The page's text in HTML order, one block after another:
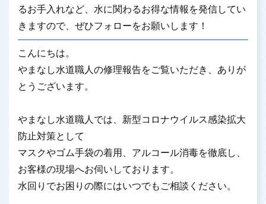
るお手入れなど、水に関わるお得な情報を発信してい
きますので、ぜひフォローをお願いします！
こんにちは。
やまなし水道職人の修理報告をご覧いただき、ありが
とうございます。
やまなし水道職人では、新型コロナウイルス感染拡大
防止対策として
マスクやゴム手袋の着用、アルコール消毒を徹底し、
お客様の現場へお伺いしております。
水回りでお困りの際にはいつでもご相談ください。